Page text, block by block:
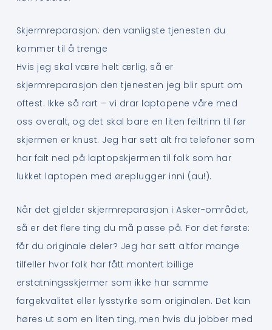
Skjermreparasjon: den vanligste tjenesten du
kommer til å trenge
Hvis jeg skal være helt ærlig, så er
skjermreparasjon den tjenesten jeg blir spurt om
oftest. Ikke så rart – vi drar laptopene våre med
oss overalt, og det skal bare en liten feiltrinn til før
skjermen er knust. Jeg har sett alt fra telefoner som
har falt ned på laptopskjermen til folk som har
lukket laptopen med øreplugger inni (au!).
Når det gjelder skjermreparasjon i Asker-området,
så er det flere ting du må passe på. For det første:
får du originale deler? Jeg har sett altfor mange
tilfeller hvor folk har fått montert billige
erstatningsskjermer som ikke har samme
fargekvalitet eller lysstyrke som originalen. Det kan
høres ut som en liten ting, men hvis du jobber med